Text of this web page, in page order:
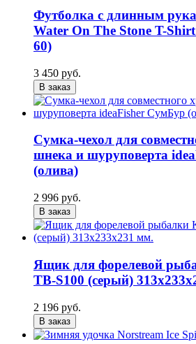
Футболка с длинным
Water On The Stone T-
60)
3 450 руб.
В заказ
Сумка-чехол для
шнека и шуруповерта
(олива)
2 996 руб.
В заказ
Ящик для форелевой
TB-S100 (серый)
2 196 руб.
В заказ